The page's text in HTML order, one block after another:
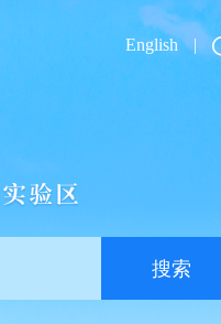
English |
搜索